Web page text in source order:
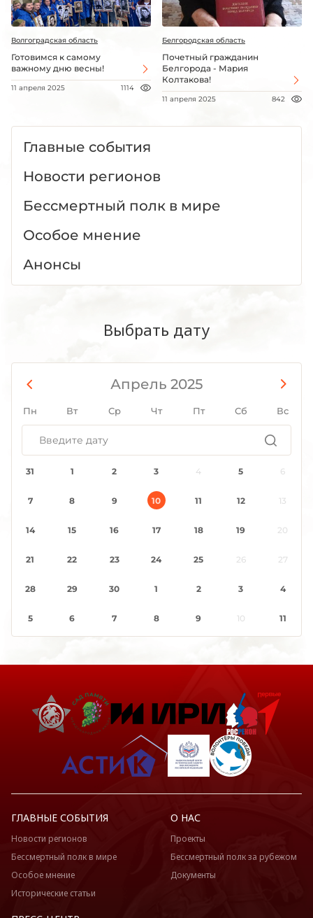
Волгоградская область
Готовимся к самому
важному дню весны!
11 апреля 2025 1114
Белгородская область
Почетный гражданин
Белгорода - Мария
Колтакова!
11 апреля 2025 842
Главные события
Новости регионов
Бессмертный полк в мире
Особое мнение
Анонсы
Выбрать дату
Апрель 2025
Пн Вт Ср Чт Пт Сб Вс
31 1 2 3 4 5 6
7 8 9 10 11 12 13
14 15 16 17 18 19 20
21 22 23 24 25 26 27
28 29 30 1 2 3 4
5 6 7 8 9 10 11
ГЛАВНЫЕ СОБЫТИЯ
Новости регионов
Бессмертный полк в мире
Особое мнение
Исторические статьи
О НАС
Проекты
Бессмертный полк за рубежом
Документы